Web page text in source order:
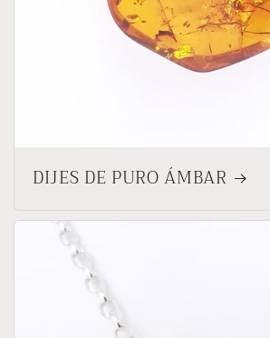
DIJES DE PURO ÁMBAR